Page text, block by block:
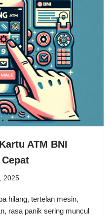
ATM BNI
2025
hilang, tertelan mesin,
rasa panik sering muncul